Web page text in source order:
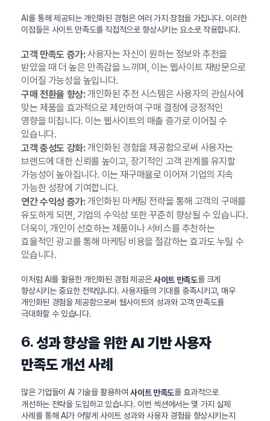
AI를 통해 제공되는 개인화된 경험은 여러 가지 장점을 가집니다. 이러한
이점들은 사이트 만족도를 직접적으로 향상시키는 요소로 작용합니다.
고객 만족도 증가:사용자는 자신이 원하는 정보와 추천을
받았을 때 더 높은 만족감을 느끼며, 이는 웹사이트 재방문으로
이어질 가능성을 높입니다.
구매 전환율 향상:개인화된 추천 시스템은 사용자의 관심사에
맞는 제품을 효과적으로 제안하여 구매 결정에 긍정적인
영향을 미칩니다. 이는 웹사이트의 매출 증가로 이어질 수
있습니다.
고객 충성도 강화:개인화된 경험을 제공함으로써 사용자는
브랜드에 대한 신뢰를 높이고, 장기적인 고객 관계를 유지할
가능성이 높아집니다. 이는 재구매율로 이어져 기업의 지속
가능한 성장에 기여합니다.
연간 수익성 증가:개인화된 마케팅 전략을 통해 고객의 구매를
유도하게 되면, 기업의 수익성 또한 꾸준히 향상될 수 있습니다.
더욱이, 개인이 선호하는 제품이나 서비스를 추천하는
효율적인 광고를 통해 마케팅 비용을 절감하는 효과도 누릴 수
있습니다.
이처럼 AI를 활용한 개인화된 경험 제공은사이트 만족도를 크게
향상시키는 중요한 전략입니다. 사용자들의 기대를 충족시키고, 매우
개인화된 경험을 제공함으로써 웹사이트의 성과와 고객 만족도를
극대화할 수 있습니다.
6.성과 향상을 위한 AI 기반 사용자
만족도 개선 사례
많은 기업들이 AI 기술을 활용하여사이트 만족도를 효과적으로
개선하는 전략을 도입하고 있습니다. 이번 섹션에서는 몇 가지 실제
사례를 통해 AI가 어떻게 사이트 성과와 사용자 경험을 향상시키는지